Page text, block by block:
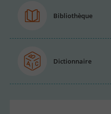
Bibliothèque
Dictionnaire